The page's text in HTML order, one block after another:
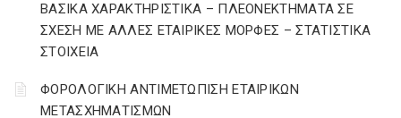
ΒΑΣΙΚΑ ΧΑΡΑΚΤΗΡΙΣΤΙΚΑ – ΠΛΕΟΝΕΚΤΗΜΑΤΑ ΣΕ
ΣΧΕΣΗ ΜΕ ΑΛΛΕΣ ΕΤΑΙΡΙΚΕΣ ΜΟΡΦΕΣ – ΣΤΑΤΙΣΤΙΚΑ
ΣΤΟΙΧΕΙΑ
ΦΟΡΟΛΟΓΙΚΗ ΑΝΤΙΜΕΤΩΠΙΣΗ ΕΤΑΙΡΙΚΩΝ
ΜΕΤΑΣΧΗΜΑΤΙΣΜΩΝ